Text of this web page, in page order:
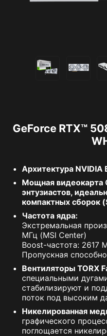
GeForce RTX™
Архитектура NVIDIA
Мощная видеокарта
энтузиастов,
компактных сборок
Частота ядра:
Экстремальная
МГц (MSI Center)
Boost-частота: 2617
Пропускная
Вентиляторы TORX
специальными
стабилизируют и
поток под высоким
Никелированная
графического
поглощается